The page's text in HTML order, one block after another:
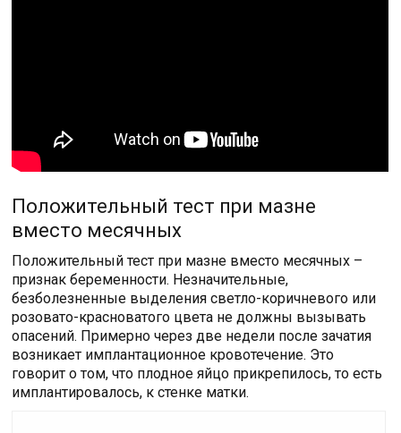
Положительный тест при мазне
вместо месячных
Положительный тест при мазне вместо месячных –
признак беременности. Незначительные,
безболезненные выделения светло-коричневого или
розовато-красноватого цвета не должны вызывать
опасений. Примерно через две недели после зачатия
возникает имплантационное кровотечение. Это
говорит о том, что плодное яйцо прикрепилось, то есть
имплантировалось, к стенке матки.